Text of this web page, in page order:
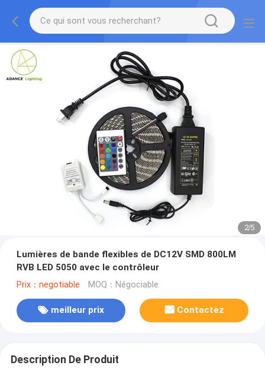
2/5
Lumières de bande flexibles de DC12V SMD 800LM
RVB LED 5050 avec le contrôleur
Prix：negotiable MOQ：Négociable
meilleur prix Contactez
Description De Produit